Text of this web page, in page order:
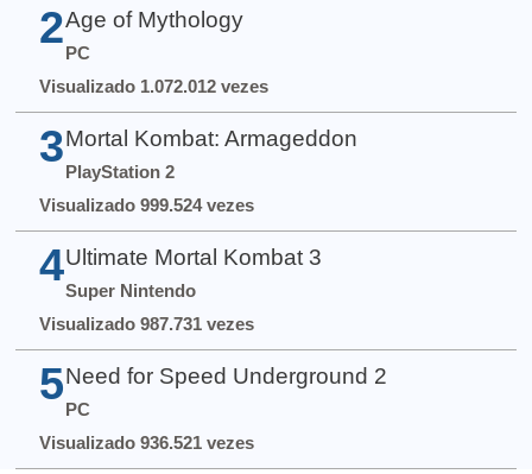
2 Age of Mythology
PC
Visualizado 1.072.012 vezes
3 Mortal Kombat: Armageddon
PlayStation 2
Visualizado 999.524 vezes
4 Ultimate Mortal Kombat 3
Super Nintendo
Visualizado 987.731 vezes
5 Need for Speed Underground 2
PC
Visualizado 936.521 vezes